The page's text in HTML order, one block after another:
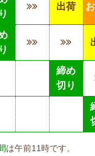
出荷
締め
切り
は午前11時です。